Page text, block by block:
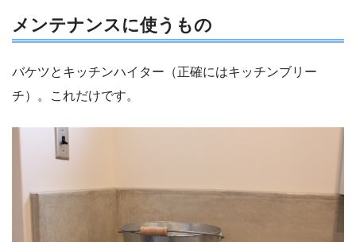
メンテナンスに使うもの
バケツとキッチンハイター（正確にはキッチンブリー
チ）。これだけです。